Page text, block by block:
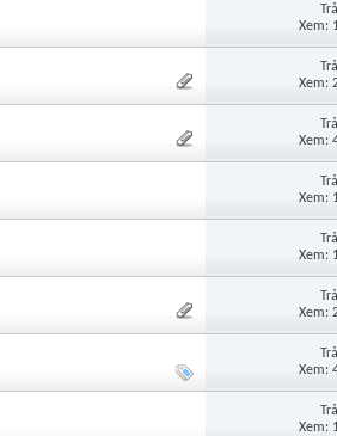
Xem:
Xem:
Xem:
Xem:
Xem:
Xem:
Xem:
Xem: